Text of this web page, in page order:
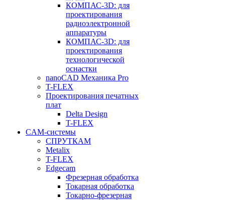
КОМПАС-3D: для
проектирования
радиоэлектронной
аппаратуры
КОМПАС-3D: для
проектирования
технологической
оснастки
nanoCAD Механика Pro
T-FLEX
Проектирования печатных
плат
Delta Design
T-FLEX
CAM-системы
СПРУТКAM
Metalix
T-FLEX
Edgecam
Фрезерная обработка
Токарная обработка
Токарно-фрезерная